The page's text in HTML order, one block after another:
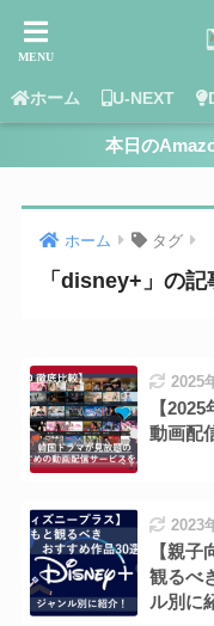
ホーム U-NEXT
本日の
ホーム タグ
「disney+」の記
2025
【
動画配
2023
【親
観るべ
ル別に